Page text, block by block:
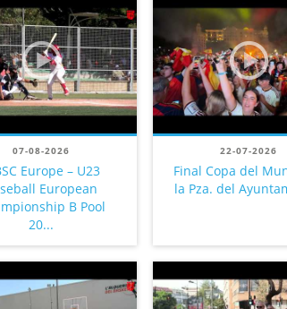
07-08-2026
Europe – U23
European
B Pool
20...
22-07-2026
Final Copa del
la Pza. del